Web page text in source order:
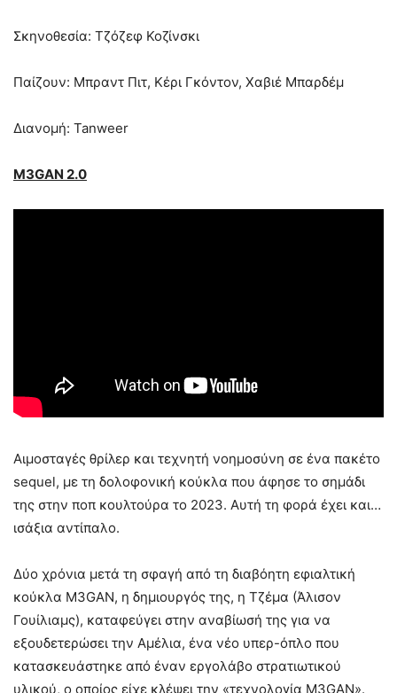
Σκηνοθεσία: Τζόζεφ Κοζίνσκι
Παίζουν: Μπραντ Πιτ, Κέρι Γκόντον, Χαβιέ Μπαρδέμ
Διανομή: Tanweer
M3GAN 2.0
Αιμοσταγές θρίλερ και τεχνητή νοημοσύνη σε ένα πακέτο
sequel, με τη δολοφονική κούκλα που άφησε το σημάδι
της στην ποπ κουλτούρα το 2023. Αυτή τη φορά έχει και…
ισάξια αντίπαλο.
Δύο χρόνια μετά τη σφαγή από τη διαβόητη εφιαλτική
κούκλα M3GAN, η δημιουργός της, η Τζέμα (Άλισον
Γουίλιαμς), καταφεύγει στην αναβίωσή της για να
εξουδετερώσει την Αμέλια, ένα νέο υπερ-όπλο που
κατασκευάστηκε από έναν εργολάβο στρατιωτικού
υλικού, ο οποίος είχε κλέψει την «τεχνολογία M3GAN».